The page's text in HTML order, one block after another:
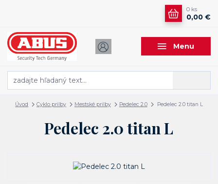
Menu
0 ks
0,00 €
Úvod Cyklo prilby Mestské prilby Pedelec 2.0 Pedelec 2.0 titan L
Pedelec 2.0 titan L